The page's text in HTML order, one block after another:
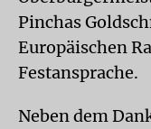
Pinchas
Europäischen
Festansprache.
Neben dem